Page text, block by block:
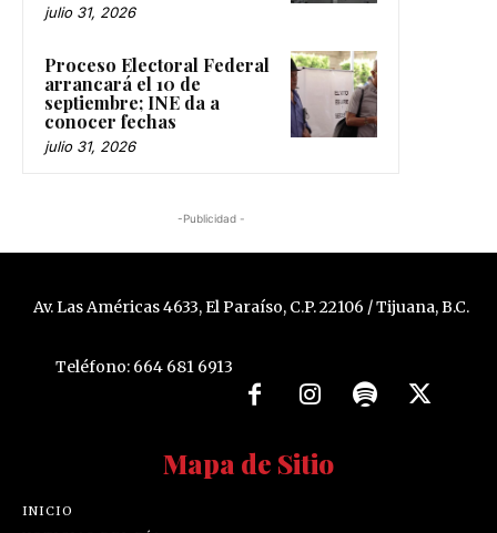
julio 31, 2026
Proceso Electoral Federal
arrancará el 10 de
septiembre; INE da a
conocer fechas
julio 31, 2026
-Publicidad -
Av. Las Américas 4633, El Paraíso, C.P. 22106 / Tijuana, B.C.
Teléfono: 664 681 6913
Mapa de Sitio
INICIO